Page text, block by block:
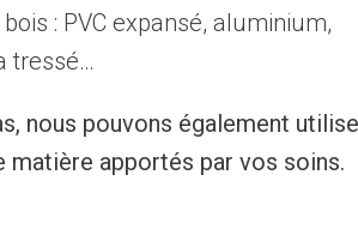
: PVC expansé, aluminium,
tressé…
nous pouvons également
matière apportés par vos soins.